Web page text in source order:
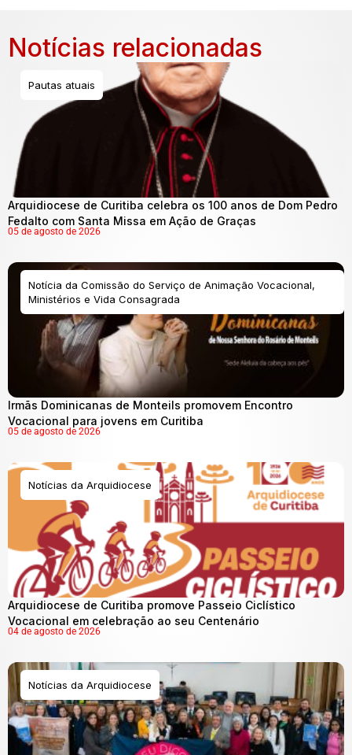
Notícias relacionadas
Pautas atuais
Arquidiocese de Curitiba celebra os 100 anos de Dom Pedro
Fedalto com Santa Missa em Ação de Graças
05 de agosto de 2026
Notícia da Comissão do Serviço de Animação Vocacional,
Ministérios e Vida Consagrada
Irmãs Dominicanas de Monteils promovem Encontro
Vocacional para jovens em Curitiba
05 de agosto de 2026
Notícias da Arquidiocese
Arquidiocese de Curitiba promove Passeio Ciclístico
Vocacional em celebração ao seu Centenário
04 de agosto de 2026
Notícias da Arquidiocese